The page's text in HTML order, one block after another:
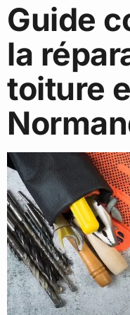
Guide
la
toiture